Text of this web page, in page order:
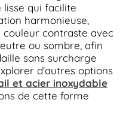
lisse qui facilite
harmonieuse,
contraste avec
ou sombre, afin
sans surcharge
d'autres options
et acier inoxydable
de cette forme